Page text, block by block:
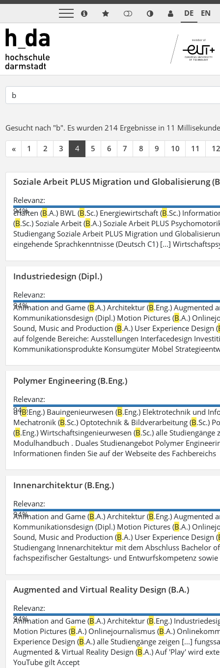
DE EN
Gesucht nach "b". Es wurden 214 Ergebnisse in 11
« 1 2 3 4 5 6 7 8 9 10 11 12
Soziale Arbeit PLUS Migration und Globalisierung
Relevanz:
94%
chaften (B.A.) BWL (B.Sc.) Energiewirtschaft (B.Sc.)
(B.Sc.) Soziale Arbeit (B.A.) Soziale Arbeit PLUS
Studiengang Soziale Arbeit PLUS Migration und
eingehende Sprachkenntnisse (Deutsch C1) [...]
Industriedesign (Dipl.)
Relevanz:
94%
Animation and Game (B.A.) Architektur (B.Eng.) Augmented
Kommunikationsdesign (Dipl.) Motion Pictures (B.A.)
Sound, Music and Production (B.A.) User Experience Design (
auf folgende Bereiche: Ausstellungen Interfacedesign
Kommunikationsprodukte Konsumgüter Möbel
Polymer Engineering (B.Eng.)
Relevanz:
94%
u (B.Eng.) Bauingenieurwesen (B.Eng.) Elektrotechnik und
Mechatronik (B.Sc.) Optotechnik & Bildverarbeitung (B.Sc.)
(B.Eng.) Wirtschaftsingenieurwesen (B.Sc.) alle
Modulhandbuch . Duales Studienangebot Polymer
Informationen finden Sie auf der Webseite des Fachbereichs
Innenarchitektur (B.Eng.)
Relevanz:
94%
Animation and Game (B.A.) Architektur (B.Eng.) Augmented
Kommunikationsdesign (Dipl.) Motion Pictures (B.A.)
Sound, Music and Production (B.A.) User Experience Design (
Studiengang Innenarchitektur mit dem Abschluss Bachelor
fachspezifischer Gestaltungs- und Entwurfskompetenz
Augmented and Virtual Reality Design (B.A.)
Relevanz:
94%
Animation and Game (B.A.) Architektur (B.Eng.)
Motion Pictures (B.A.) Onlinejournalismus (B.A.)
Experience Design (B.A.) alle Studiengänge zeigen [...]
Augmented & Virtual Reality Design (B.A.) Auf 'Play' wird
YouTube gilt Accept